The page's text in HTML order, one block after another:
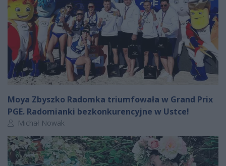
Moya Zbyszko Radomka triumfowała w Grand Prix
PGE. Radomianki bezkonkurencyjne w Ustce!
Autor artykułu:
Michał Nowak